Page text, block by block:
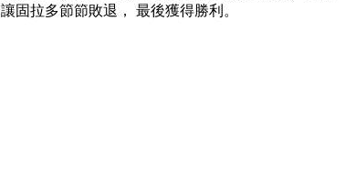
固拉多節節敗退， 最後獲得勝利。